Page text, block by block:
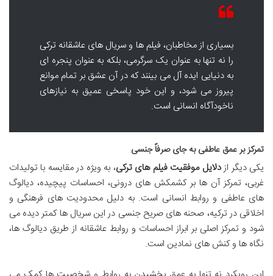
بسیاری از مخاطبان، فیلم ها و سریال های عاشقانه ترکی
را نه تنها به عنوان یک سرگرمی، بلکه به عنوان پنجره ای
به دنیایی ایده آل می بینند که در آن عشق بر تمام موانع
پیروز می شود، و این خود پاسخی عمیق به نیازهای
ناخودآگاه انسانی است.
تمرکز بر عمق عاطفی به جای صرفاً جنسی
یکی دیگر ازدلایل موفقیت فیلم های ترکی، به ویژه در مقایسه با تولیدات
غربی، تمرکز آن ها بر کشمکش های درونی، احساسات پیچیده، دیالوگ
های عاطفی و روابط انسانی است. به دلیل محدودیت های فرهنگی و
اخلاقی در ترکیه، صحنه های صریح جنسی در این سریال ها کمتر دیده می
شود و تمرکز اصلی بر ابراز احساسات و روابط عاشقانه از طریق دیالوگ ها،
نگاه ها و کنش های نمادین است.